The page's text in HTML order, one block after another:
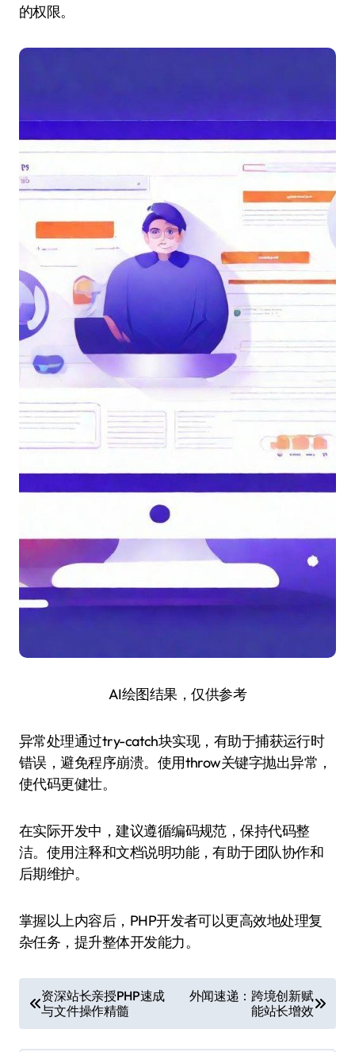
的权限。
AI绘图结果，仅供参考
异常处理通过try-catch块实现，有助于捕获运行时
错误，避免程序崩溃。使用throw关键字抛出异常，
使代码更健壮。
在实际开发中，建议遵循编码规范，保持代码整
洁。使用注释和文档说明功能，有助于团队协作和
后期维护。
掌握以上内容后，PHP开发者可以更高效地处理复
杂任务，提升整体开发能力。
章
导
资深站长亲授PHP速成
与文件操作精髓
外闻速递：跨境创新赋
能站长增效